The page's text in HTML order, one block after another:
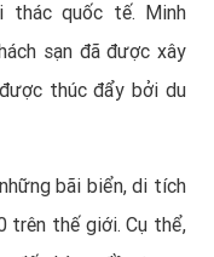
thác quốc tế. Minh
sạn đã được xây
thúc đẩy bởi du
bãi biển, di tích
thế giới. Cụ thể,